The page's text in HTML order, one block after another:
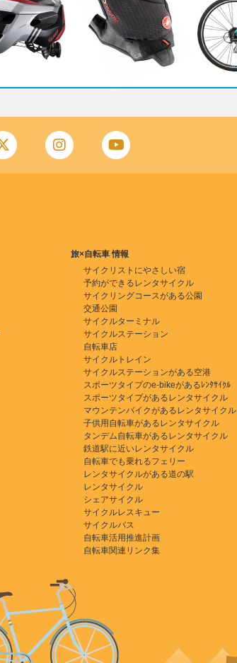
旅×自転車 情報
サイクリストにやさしい宿
予約ができるレンタサイクル
サイクリングコースがある公園
交通公園
サイクルターミナル
サイクルステーション
自転車店
サイクルトレイン
サイクルステーションがある空港
スポーツタイプのe-bikeがあるﾚﾝﾀｻｲｸﾙ
スポーツタイプがあるレンタサイクル
マウンテンバイクがあるレンタサイクル
子供用自転車があるレンタサイクル
タンデム自転車があるレンタサイクル
鉄道駅に近いレンタサイクル
自転車でも乗れるフェリー
レンタサイクルがある道の駅
レンタサイクル
シェアサイクル
サイクルレスキュー
サイクルバス
自転車活用推進計画
自転車関連リンク集